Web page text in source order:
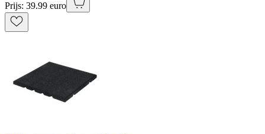
Prijs: 39.99 euro